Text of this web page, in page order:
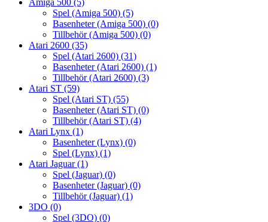
Amiga 500 (5)
Spel (Amiga 500) (5)
Basenheter (Amiga 500) (0)
Tillbehör (Amiga 500) (0)
Atari 2600 (35)
Spel (Atari 2600) (31)
Basenheter (Atari 2600) (1)
Tillbehör (Atari 2600) (3)
Atari ST (59)
Spel (Atari ST) (55)
Basenheter (Atari ST) (0)
Tillbehör (Atari ST) (4)
Atari Lynx (1)
Basenheter (Lynx) (0)
Spel (Lynx) (1)
Atari Jaguar(1)
Spel (Jaguar) (0)
Basenheter (Jaguar) (0)
Tillbehör (Jaguar) (1)
3DO (0)
Spel (3DO) (0)